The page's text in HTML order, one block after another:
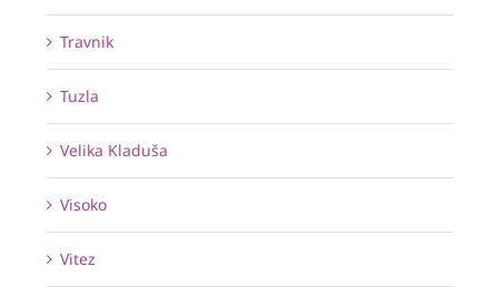
Travnik
Tuzla
Velika Kladuša
Visoko
Vitez